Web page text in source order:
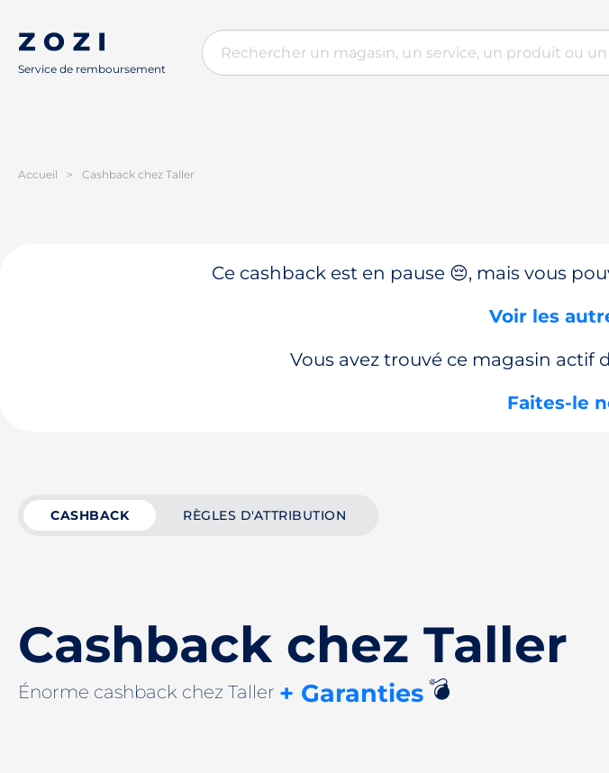
Service de remboursement
Accueil > Cashback chez Taller
Ce cashback est en pause 😔, mais vous
Voir les
Vous avez trouvé ce magasin actif
Faites-le
CASHBACK RÈGLES D'ATTRIBUTION
Cashback chez Taller
Énorme cashback chez Taller + Garanties💣